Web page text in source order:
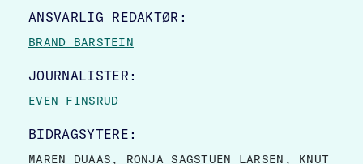
SITE FOOTER
ANSVARLIG REDAKTØR:
BRAND BARSTEIN
JOURNALISTER:
EVEN FINSRUD
BIDRAGSYTERE:
MAREN DUAAS, RONJA SAGSTUEN LARSEN, KNUT